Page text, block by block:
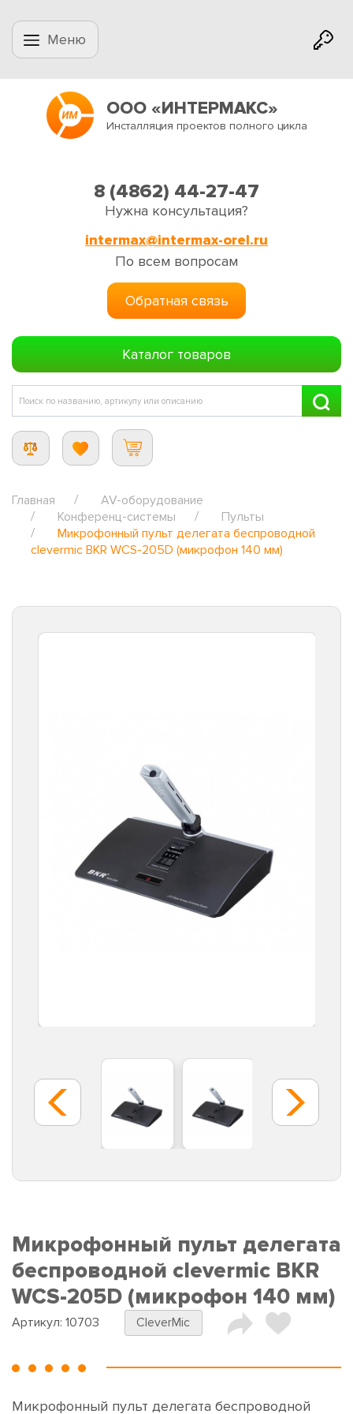
Меню
ООО «ИНТЕРМАКС»
Инсталляция проектов полного цикла
8 (4862) 44-27-47
Нужна консультация?
intermax@intermax-orel.ru
По всем вопросам
Обратная связь
Каталог товаров
Главная
AV-оборудование
Конференц-системы
Пульты
Микрофонный пульт делегата беспроводной
clevermic BKR WCS-205D (микрофон 140 мм)
Микрофонный пульт делегата
беспроводной clevermic BKR
WCS-205D (микрофон 140 мм)
Артикул: 10703 CleverMic
Микрофонный пульт делегата беспроводной